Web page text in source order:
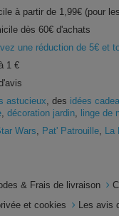
à partir de 1,99€ (pour
dès 60€ d'achats
une réduction de 5€ et
1 €
astucieux , des idées
,décoration jardin linge de
Wars Pat' Patrouille
& Frais de livraison
et cookies
Les